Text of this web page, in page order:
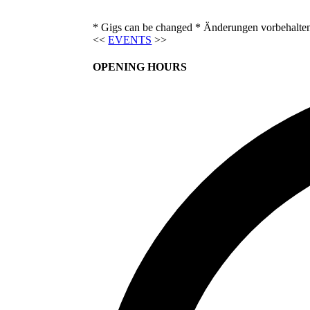
* Gigs can be changed * Änderungen
<<EVENTS >>
OPENING HOURS